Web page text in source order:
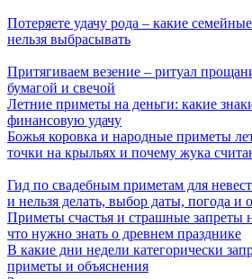
Потеряете удачу рода – какие
нельзя выбрасывать
Притягиваем везение – ритуал
бумагой и свечой
Летние приметы на деньги: какие
финансовую удачу
Божья коровка и народные приметы
точки на крыльях и почему жука
Гид по свадебным приметам для
и нельзя делать, выбор даты, погода и
Приметы счастья и страшные запреты
что нужно знать о древнем празднике
В какие дни недели категорически
приметы и объяснения